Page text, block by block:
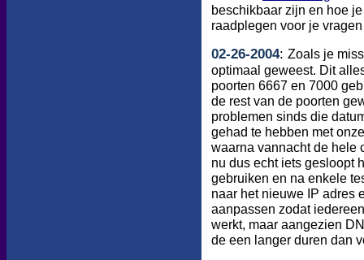
beschikbaar zijn en hoe
raadplegen voor je
02-26-2004: Zoals je
optimaal geweest. Dit
poorten 6667 en 7000
de rest van de poorten
problemen sinds die
gehad te hebben met
waarna vannacht de hele
nu dus echt iets gesloopt
gebruiken en na enkele
naar het nieuwe IP adres
aanpassen zodat
werkt, maar aangezien
de een langer duren dan